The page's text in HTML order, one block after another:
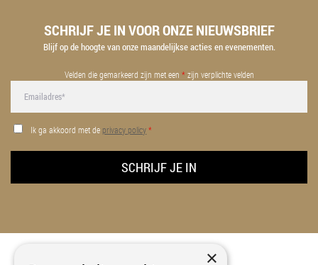
SCHRIJF JE IN VOOR ONZE NIEUWSBRIEF
Blijf op de hoogte van onze maandelijkse acties en evenementen.
Velden die gemarkeerd zijn met een * zijn verplichte velden
Ik ga akkoord met de privacy policy *
×